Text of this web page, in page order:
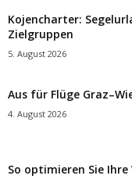
Kojencharter:
Zielgruppen
5. August 2026
Aus für Flüge
4. August 2026
So optimieren Sie